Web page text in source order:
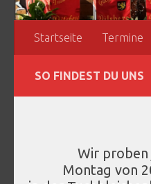
Startseite Termine
SO FINDEST DU UNS
Wir proben
Montag von